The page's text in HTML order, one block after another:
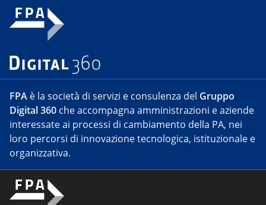
FPA è la società di servizi e consulenza del Gruppo
Digital 360 che accompagna amministrazioni e aziende
interessate ai processi di cambiamento della PA, nei
loro percorsi di innovazione tecnologica, istituzionale e
organizzativa.